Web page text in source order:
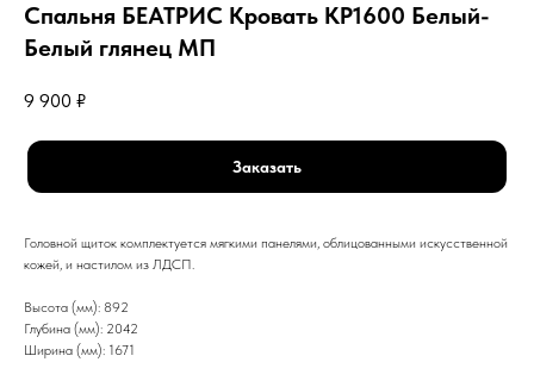
Спальня БЕАТРИС Кровать КР1600 Белый-
Белый глянец МП
9 900 ₽
Заказать
Головной щиток комплектуется мягкими панелями, облицованными искусственной
кожей, и настилом из ЛДСП.
Высота (мм): 892
Глубина (мм): 2042
Ширина (мм): 1671